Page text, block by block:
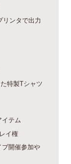
リンタで出力
特製Tシャツ
テム
イ権
ブ開催参加や